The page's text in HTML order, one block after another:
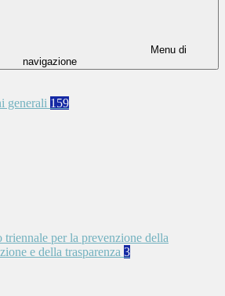
Menu di
navigazione
generali 159
triennale per la prevenzione della
e della trasparenza 3